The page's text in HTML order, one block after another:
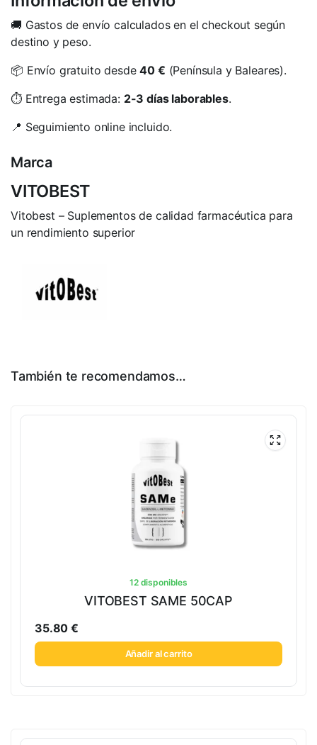
🚚 Gastos de envío calculados en el checkout según
destino y peso.
📦 Envío gratuito desde40 € (Península y Baleares).
⏱️ Entrega estimada: 2-3 días laborables.
📍 Seguimiento online incluido.
Marca
VITOBEST
Vitobest – Suplementos de calidad farmacéutica para
un rendimiento superior
También te recomendamos…
12 disponibles
VITOBEST SAME 50CAP
35.80€
Añadir al carrito